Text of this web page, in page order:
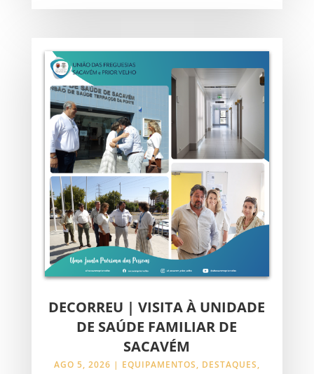
DECORREU | VISITA À UNIDADE
DE SAÚDE FAMILIAR DE
SACAVÉM
AGO 5, 2026 | EQUIPAMENTOS, DESTAQUES,